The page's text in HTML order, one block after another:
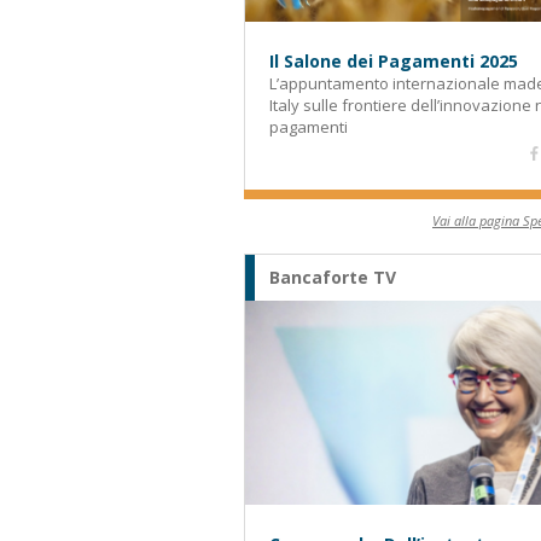
Il Salone dei Pagamenti 2025
L’appuntamento internazionale
Italy sulle frontiere dell’innovazione
pagamenti
Vai alla pagina
Bancaforte TV